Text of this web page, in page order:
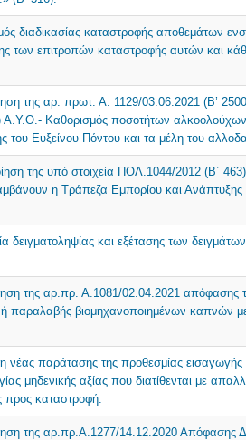
διαδικασίας καταστροφής αποθεμάτων
των επιτροπών καταστροφής αυτών και
της αρ. πρωτ. Α. 1129/03.06.2021 (Β’
Καθορισμός ποσοτήτων
του Ευξείνου Πόντου και τα μέλη του
της υπό στοιχεία ΠΟΛ.1044/2012 (Β΄
η Τράπεζα Εμπορίου και
δειγματοληψίας και εξέτασης των
της αρ.πρ. Α.1081/02.04.2021 απόφασης
παραλαβής βιομηχανοποιημένων καπνών με
παράτασης της προθεσμίας
μηδενικής αξίας που διατίθενται με
προς καταστροφή.
της αρ.πρ.Α.1277/14.12.2020 Απόφασης